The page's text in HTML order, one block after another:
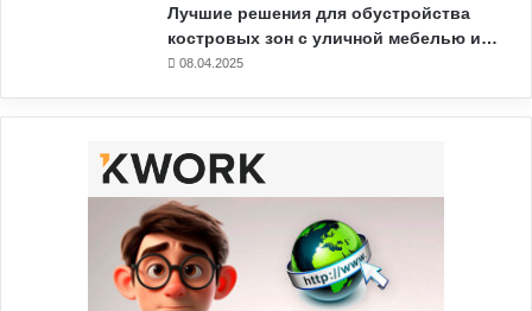
Лучшие решения для обустройства
костровых зон с уличной мебелью и…
08.04.2025